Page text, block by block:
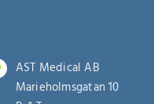
AST Medical AB
Marieholmsgatan 10